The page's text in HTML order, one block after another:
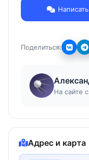
Написать
Поделиться:
На сайте
Адрес и карта